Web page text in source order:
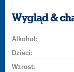
uśmiech
buziaka
Wygląd &
Alkohol:
Dzieci:
Wzrost: